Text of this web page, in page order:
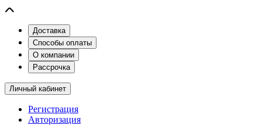
Доставка
Способы оплаты
О компании
Рассрочка
Личный кабинет
Регистрация
Авторизация